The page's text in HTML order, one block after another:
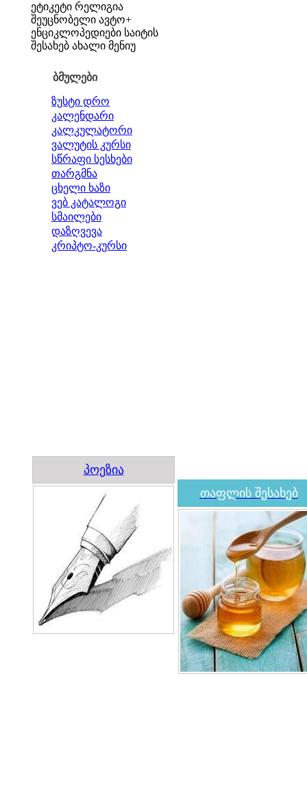
ეტიკეტი რელიგია
შეუცნობელი ავტო+
ენციკლოპედიები საიტის
შესახებ ახალი მენიუ
ბმულები
ზუსტი დრო
კალენდარი
კალკულატორი
ვალუტის კურსი
სწრაფი სესხები
თარგმნა
ცხელი ხაზი
ვებ კატალოგი
სმაილები
დაზღვევა
კრიპტო-კურსი
პოეზია
თაფლის შესახებ